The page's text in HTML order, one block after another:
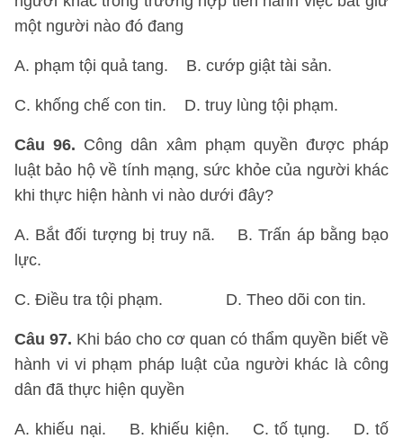
một người nào đó đang
A. phạm tội quả tang. B. cướp giật tài sản.
C. khống chế con tin. D. truy lùng tội phạm.
Câu 96. Công dân xâm phạm quyền được pháp
luật bảo hộ về tính mạng, sức khỏe của người khác
khi thực hiện hành vi nào dưới đây?
A. Bắt đối tượng bị truy nã. B. Trấn áp bằng bạo
lực.
C. Điều tra tội phạm. D. Theo dõi con tin.
Câu 97. Khi báo cho cơ quan có thẩm quyền biết về
hành vi vi phạm pháp luật của người khác là công
dân đã thực hiện quyền
A. khiếu nại. B. khiếu kiện. C. tố tụng. D. tố